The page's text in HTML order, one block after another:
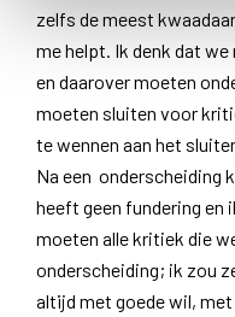
zelfs de meest
me helpt. Ik denk dat
en daarover moeten
moeten sluiten voor
te wennen aan het
Na een onderscheiding
heeft geen fundering en
moeten alle kritiek die
onderscheiding; ik zou
altijd met goede wil,